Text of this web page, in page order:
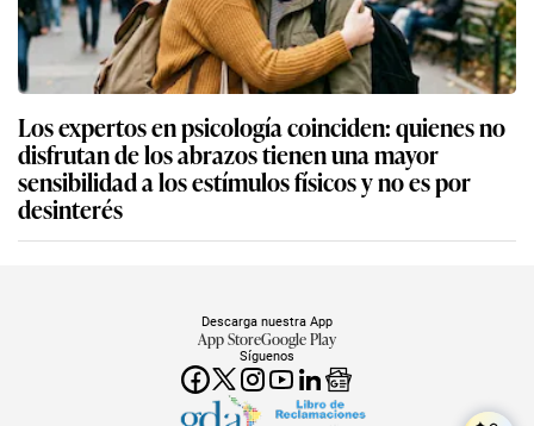
Los expertos en psicología coinciden: quienes no
disfrutan de los abrazos tienen una mayor
sensibilidad a los estímulos físicos y no es por
desinterés
Síguenos
Descarga nuestra App
App StoreGoogle Play